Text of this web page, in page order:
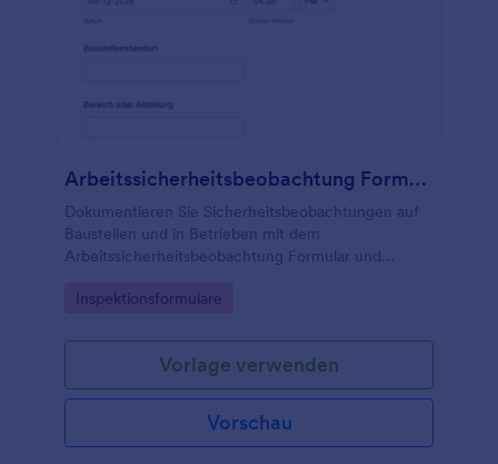
Arbeitssicherheitsbeobachtung Formular
Dokumentieren Sie Sicherheitsbeobachtungen auf
Baustellen und in Betrieben mit dem
Arbeitssicherheitsbeobachtung Formular und
einer anpassbaren Formularvorlage in Jotform.
Go to Category:
Inspektionsformulare
Vorlage verwenden
Vorschau